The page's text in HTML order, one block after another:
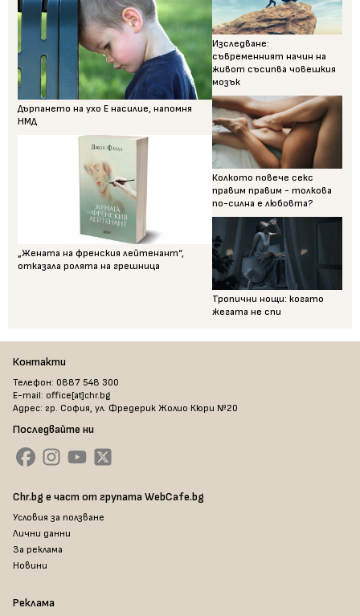
Дърпането на ухо Е насилие, напомня
НМД
„Жената на френския лейтенант“,
отказала ролята на грешница
Изследване:
съвременният начин на
живот съсипва човешкия
мозък
Колкото повече секс
правим правим - толкова
по-силна е любовта?
Тропични нощи: когато
жегата не спи
Контакти
Телефон: 0887 548 300
E-mail: office[at]chr.bg
Адрес: гр. София, ул. Фредерик Жолио Кюри №20
Последвайте ни
Chr.bg е част от групата WebCafe.bg
Условия за ползване
Лични данни
За реклама
Новини
Реклама